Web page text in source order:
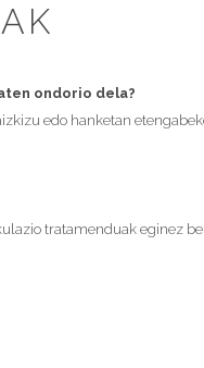
ondorio dela?
edo hanketan
tratamenduak eginez